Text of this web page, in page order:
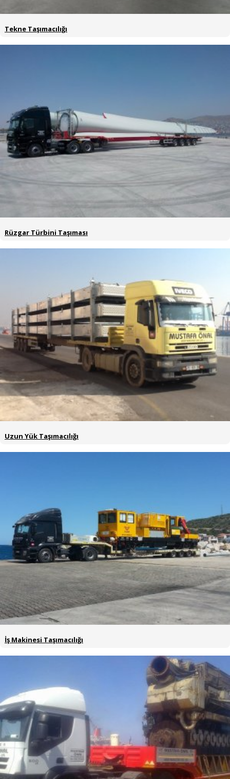
Tekne Taşımacılığı
Rüzgar Türbini Taşıması
Uzun Yük Taşımacılığı
İş Makinesi Taşımacılığı